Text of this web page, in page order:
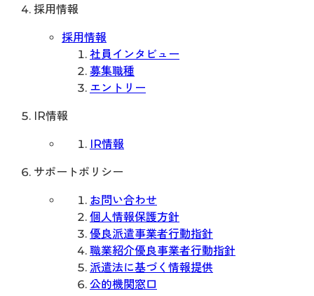
採用情報
採用情報
社員インタビュー
募集職種
エントリー
IR情報
IR情報
サポートポリシー
お問い合わせ
個人情報保護方針
優良派遣事業者行動指針
職業紹介優良事業者行動指針
派遣法に基づく情報提供
公的機関窓口